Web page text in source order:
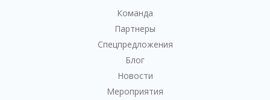
Команда
Партнеры
Спецпредложения
Блог
Новости
Мероприятия